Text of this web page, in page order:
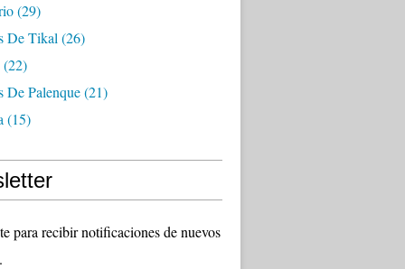
(29)
De Tikal (26)
(22)
De Palenque(21)
(15)
para recibir notificaciones de nuevos